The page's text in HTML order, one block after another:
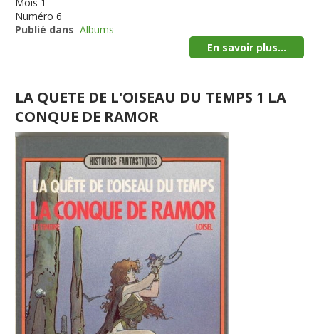
Numéro 6
Publié dans Albums
En savoir plus...
LA QUETE DE L'OISEAU DU TEMPS 1 LA
CONQUE DE RAMOR